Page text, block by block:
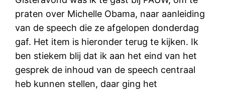
praten over Michelle Obama, naar aanleiding
van de speech die ze afgelopen donderdag
gaf. Het item is hieronder terug te kijken. Ik
ben stiekem blij dat ik aan het eind van het
gesprek de inhoud van de speech centraal
heb kunnen stellen, daar ging het